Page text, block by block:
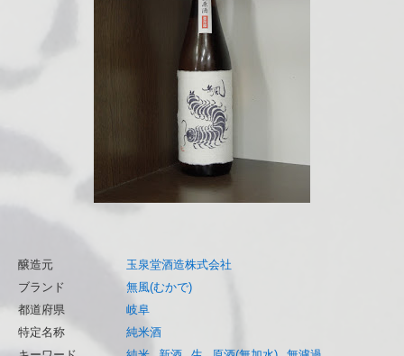
醸造元
玉泉堂酒造株式会社
ブランド
無風(むかで)
都道府県
岐阜
特定名称
純米酒